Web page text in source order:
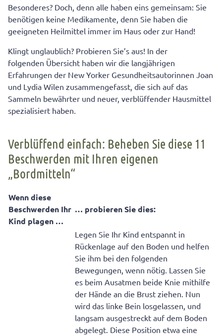
Besonderes? Doch, denn alle haben eins gemeinsam: Sie
benötigen keine Medikamente, denn Sie haben die
geeigneten Heilmittel immer im Haus oder zur Hand!
Klingt unglaublich? Probieren Sie’s aus! In der
folgenden Übersicht haben wir die langjährigen
Erfahrungen der New Yorker Gesundheitsautorinnen Joan
und Lydia Wilen zusammengefasst, die sich auf das
Sammeln bewährter und neuer, verblüffender Hausmittel
spezialisiert haben.
Verblüffend einfach: Beheben Sie diese 11
Beschwerden mit Ihren eigenen
„Bordmitteln“
Wenn diese
Beschwerden Ihr
Kind plagen …
… probieren Sie dies:
Legen Sie Ihr Kind entspannt in
Rückenlage auf den Boden und helfen
Sie ihm bei den folgenden
Bewegungen, wenn nötig. Lassen Sie
es beim Ausatmen beide Knie mithilfe
der Hände an die Brust ziehen. Nun
wird das linke Bein losgelassen, und
langsam ausgestreckt auf dem Boden
abgelegt. Diese Position etwa eine